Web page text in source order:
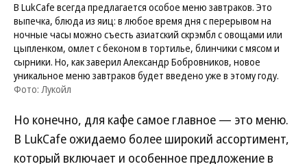
В LukCafe всегда предлагается особое меню завтраков. Это
выпечка, блюда из яиц: в любое время дня с перерывом на
ночные часы можно съесть азиатский скрэмбл с овощами или
цыпленком, омлет с беконом в тортилье, блинчики с мясом и
сырники. Но, как заверил Александр Бобровников, новое
уникальное меню завтраков будет введено уже в этому году.
Фото: Лукойл
Но конечно, для кафе самое главное — это меню.
В LukCafe ожидаемо более широкий ассортимент,
который включает и особенное предложение в